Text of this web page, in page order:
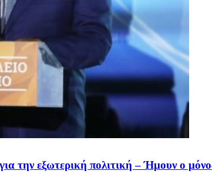
την εξωτερική πολιτική – Ήμουν ο